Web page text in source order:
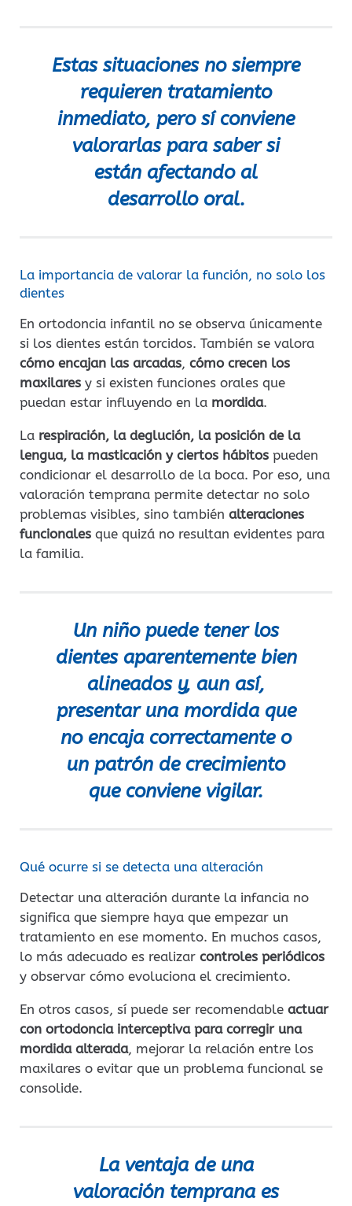
Estas situaciones no siempre
requieren tratamiento
inmediato, pero sí conviene
valorarlas para saber si
están afectando al
desarrollo oral.
La importancia de valorar la función, no solo los
dientes
En ortodoncia infantil no se observa únicamente
si los dientes están torcidos. También se valora
cómo encajan las arcadas, cómo crecen los
maxilares y si existen funciones orales que
puedan estar influyendo en la mordida.
La respiración, la deglución, la posición de la
lengua, la masticación y ciertos hábitos pueden
condicionar el desarrollo de la boca. Por eso, una
valoración temprana permite detectar no solo
problemas visibles, sino también alteraciones
funcionales que quizá no resultan evidentes para
la familia.
Un niño puede tener los
dientes aparentemente bien
alineados y, aun así,
presentar una mordida que
no encaja correctamente o
un patrón de crecimiento
que conviene vigilar.
Qué ocurre si se detecta una alteración
Detectar una alteración durante la infancia no
significa que siempre haya que empezar un
tratamiento en ese momento. En muchos casos,
lo más adecuado es realizar controles periódicos
y observar cómo evoluciona el crecimiento.
En otros casos, sí puede ser recomendable actuar
con ortodoncia interceptiva para corregir una
mordida alterada, mejorar la relación entre los
maxilares o evitar que un problema funcional se
consolide.
La ventaja de una
valoración temprana es